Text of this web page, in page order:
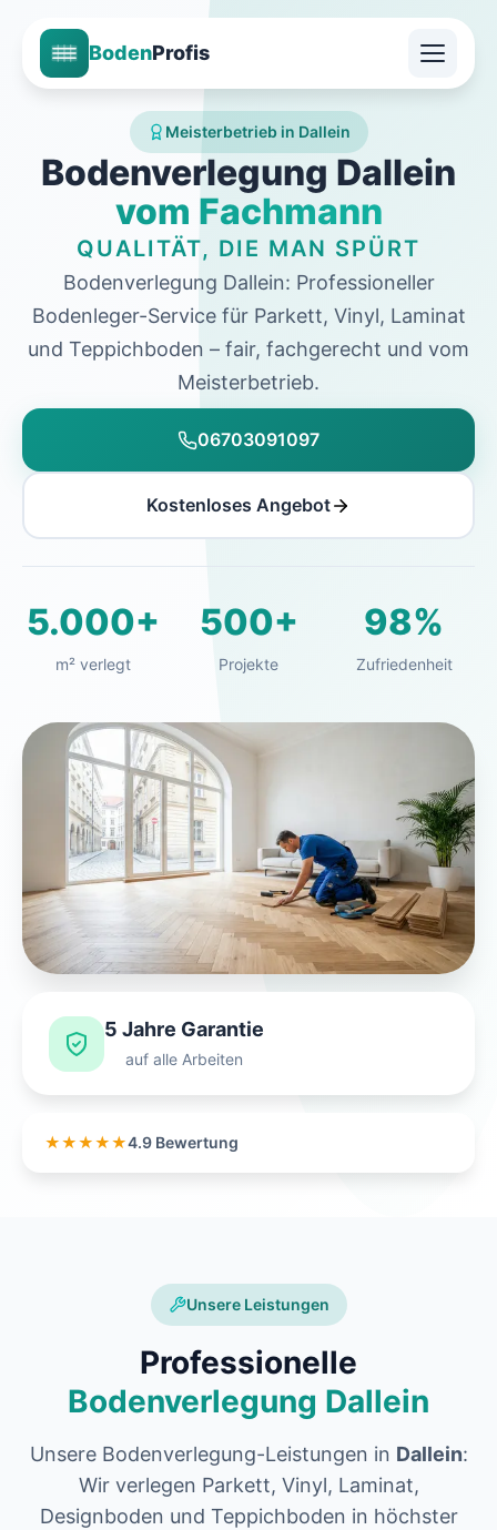
BodenProfis
Meisterbetrieb in Dallein
Bodenverlegung Dallein
vom Fachmann
QUALITÄT, DIE MAN SPÜRT
Bodenverlegung Dallein: Professioneller
Bodenleger-Service für Parkett, Vinyl, Laminat
und Teppichboden – fair, fachgerecht und vom
Meisterbetrieb.
06703091097
Kostenloses Angebot
5.000+
m² verlegt
500+
Projekte
98%
Zufriedenheit
5 Jahre Garantie
auf alle Arbeiten
★★★★★4.9 Bewertung
Unsere Leistungen
Professionelle
Bodenverlegung Dallein
Unsere Bodenverlegung-Leistungen in Dallein:
Wir verlegen Parkett, Vinyl, Laminat,
Designboden und Teppichboden in höchster